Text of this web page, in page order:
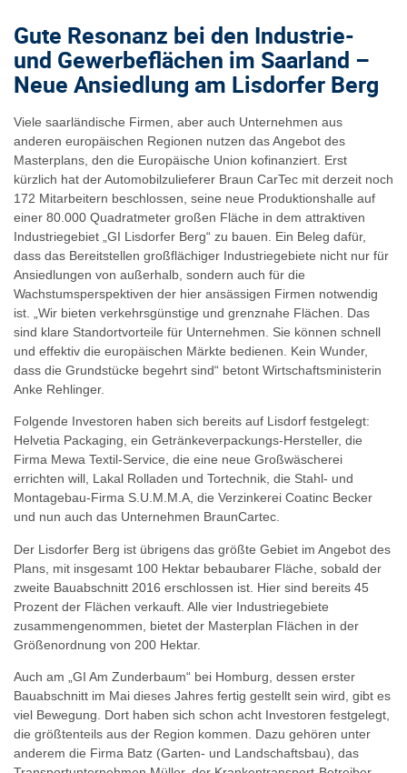
Gute Resonanz bei den Industrie-
und Gewerbeflächen im Saarland –
Neue Ansiedlung am Lisdorfer Berg
Viele saarländische Firmen, aber auch Unternehmen aus
anderen europäischen Regionen nutzen das Angebot des
Masterplans, den die Europäische Union kofinanziert. Erst
kürzlich hat der Automobilzulieferer Braun CarTec mit derzeit noch
172 Mitarbeitern beschlossen, seine neue Produktionshalle auf
einer 80.000 Quadratmeter großen Fläche in dem attraktiven
Industriegebiet „GI Lisdorfer Berg“ zu bauen. Ein Beleg dafür,
dass das Bereitstellen großflächiger Industriegebiete nicht nur für
Ansiedlungen von außerhalb, sondern auch für die
Wachstumsperspektiven der hier ansässigen Firmen notwendig
ist. „Wir bieten verkehrsgünstige und grenznahe Flächen. Das
sind klare Standortvorteile für Unternehmen. Sie können schnell
und effektiv die europäischen Märkte bedienen. Kein Wunder,
dass die Grundstücke begehrt sind“ betont Wirtschaftsministerin
Anke Rehlinger.
Folgende Investoren haben sich bereits auf Lisdorf festgelegt:
Helvetia Packaging, ein Getränkeverpackungs-Hersteller, die
Firma Mewa Textil-Service, die eine neue Großwäscherei
errichten will, Lakal Rolladen und Tortechnik, die Stahl- und
Montagebau-Firma S.U.M.M.A, die Verzinkerei Coatinc Becker
und nun auch das Unternehmen BraunCartec.
Der Lisdorfer Berg ist übrigens das größte Gebiet im Angebot des
Plans, mit insgesamt 100 Hektar bebaubarer Fläche, sobald der
zweite Bauabschnitt 2016 erschlossen ist. Hier sind bereits 45
Prozent der Flächen verkauft. Alle vier Industriegebiete
zusammengenommen, bietet der Masterplan Flächen in der
Größenordnung von 200 Hektar.
Auch am „GI Am Zunderbaum“ bei Homburg, dessen erster
Bauabschnitt im Mai dieses Jahres fertig gestellt sein wird, gibt es
viel Bewegung. Dort haben sich schon acht Investoren festgelegt,
die größtenteils aus der Region kommen. Dazu gehören unter
anderem die Firma Batz (Garten- und Landschaftsbau), das